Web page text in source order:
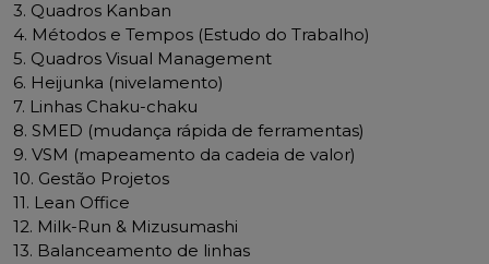
3. Quadros Kanban
4. Métodos e Tempos (Estudo do Trabalho)
5. Quadros Visual Management
6. Heijunka (nivelamento)
7. Linhas Chaku-chaku
8. SMED (mudança rápida de ferramentas)
9. VSM (mapeamento da cadeia de valor)
10. Gestão Projetos
11. Lean Office
12. Milk-Run & Mizusumashi
13. Balanceamento de linhas